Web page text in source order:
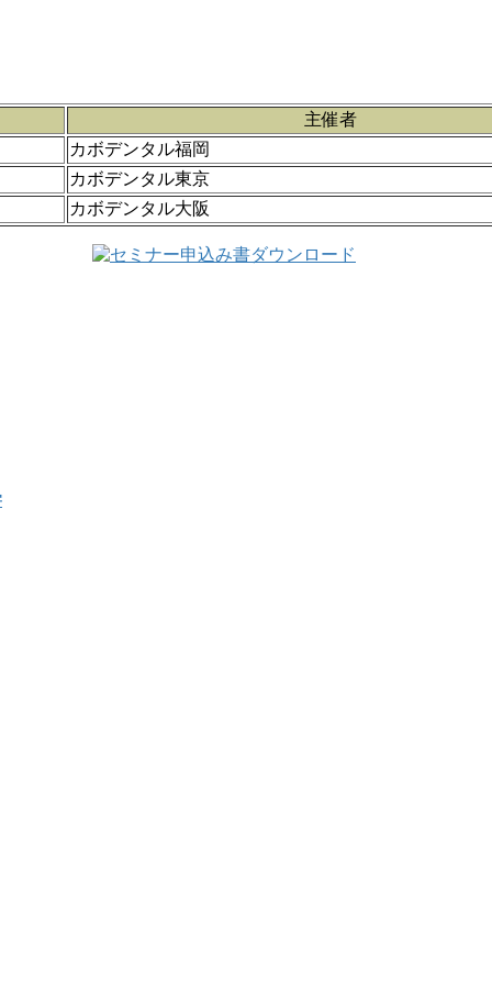
主催者
カボデンタル福岡
カボデンタル東京
カボデンタル大阪